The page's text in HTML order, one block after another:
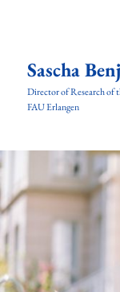
Sascha
Director of Research of
FAU Erlangen